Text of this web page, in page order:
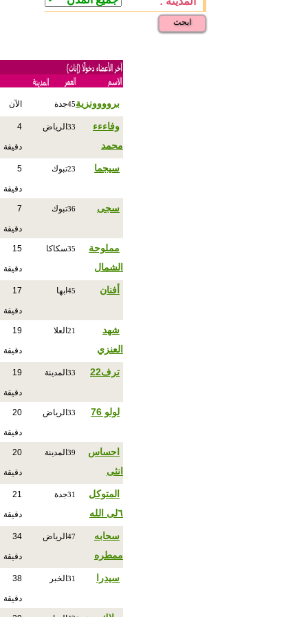
ابحث
بروووونزية45جدة الآن
وفاءءء
محمد
33 الرياض 4
دقيقة
سيجما 23تبوك 5
دقيقة
سجى 36تبوك 7
دقيقة
مملوحة
الشمال
35سكاكا 15
دقيقة
أفنان 45 ابها 17
دقيقة
شهد
العنزي
21 العلا 19
دقيقة
ترف22 33 المدينة 19
دقيقة
لولو 76 33 الرياض 20
دقيقة
احساس
انثى
39 المدينة 20
دقيقة
المتوكل
٦لى الله
31جدة 21
دقيقة
سحابه
ممطره
47 الرياض 34
دقيقة
سيدرا 31 الخبر 38
دقيقة